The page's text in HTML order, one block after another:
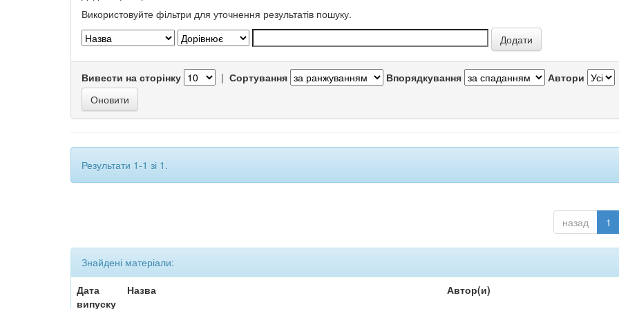
Використовуйте фільтри для уточнення результатів пошуку.
Вивести на сторінку | Сортування Впорядкування Автори
Результати 1-1 зі 1.
назад 1
Знайдені матеріали:
Дата
випуску
Назва Автор(и)